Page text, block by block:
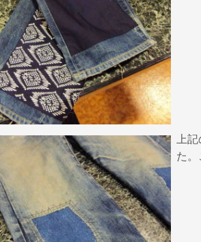
上
た